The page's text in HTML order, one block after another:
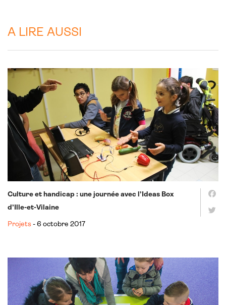
A LIRE AUSSI
Culture et handicap : une journée avec l’Ideas Box
d’Ille-et-Vilaine
Projets - 6 octobre 2017